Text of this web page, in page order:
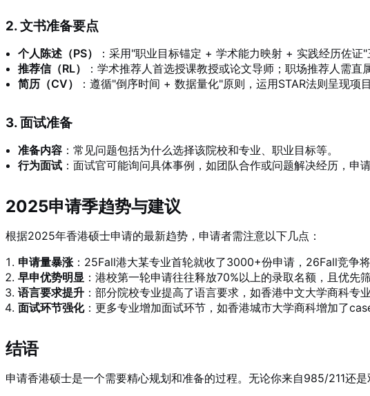
2. 文书准备要点
个人陈述（PS）
：采用"职业目标锚定 + 学术能力映射 + 实践经历佐证"
推荐信（RL）
：学术推荐人首选授课教授或论文导师；职场推荐人需直
简历（CV）
：遵循"倒序时间 + 数据量化"原则，运用STAR法则呈现项目
3. 面试准备
准备内容 ：常见问题包括为什么选择该院校和专业、职业目标等。
行为面试 ：面试官可能询问具体事例，如团队合作或问题解决经历，申
2025申请季趋势与建议
根据2025年香港硕士申请的最新趋势，申请者需注意以下几点：
申请量暴涨 ：25Fall港大某专业首轮就收了3000+份申请，26Fall竞争将
早申优势明显 ：港校第一轮申请往往释放70%以上的录取名额，且优先
语言要求提升 ：部分院校专业提高了语言要求，如香港中文大学商科专
面试环节强化：更多专业增加面试环节，如香港城市大学商科增加了
结语
申请香港硕士是一个需要精心规划和准备的过程。无论你来自985/211还是